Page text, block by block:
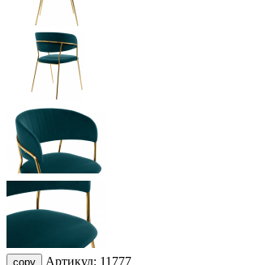
copy Артикул: 11777